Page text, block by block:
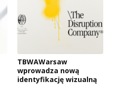
TBWAWarsaw
wprowadza nową
identyfikację wizualną